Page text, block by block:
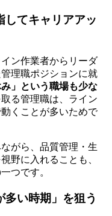
してキャリアアッ
ン作業者からリーダ
理職ポジションに就
」という職場も少な
る管理職は、ライン
くことが多いためで
がら、品質管理・生
野に入れることも、
つです。
い時期」を狙う